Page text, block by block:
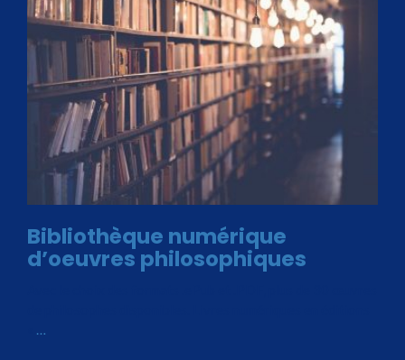
Bibliothèque numérique
d’oeuvres philosophiques
…